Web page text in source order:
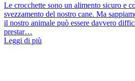
Le crocchette sono un alimento sicuro e
svezzamento del nostro cane. Ma
il nostro animale può essere davvero
prestar…
Leggi di più